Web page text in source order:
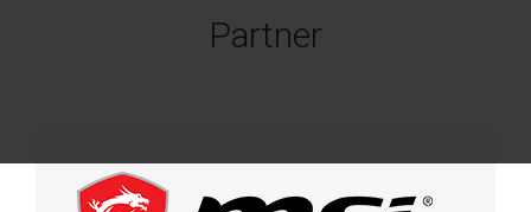
Partner